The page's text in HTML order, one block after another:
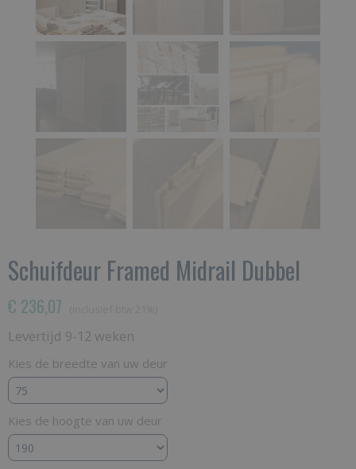
Schuifdeur Framed Midrail Dubbel
€ 236,07
Levertijd 9-12 weken
Kies de breedte van uw deur
Kies de hoogte van uw deur